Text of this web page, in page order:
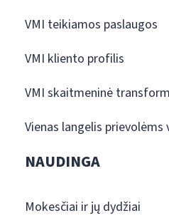
VMI teikiamos paslaugos
VMI kliento profilis
VMI skaitmeninė
Vienas langelis
NAUDINGA
Mokesčiai ir jų dydžiai